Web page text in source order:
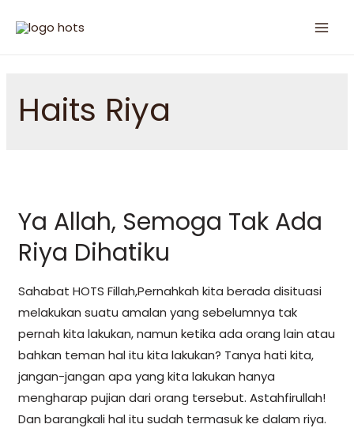
Haits Riya
Ya Allah, Semoga Tak Ada
Riya Dihatiku
Sahabat HOTS Fillah,Pernahkah kita berada disituasi
melakukan suatu amalan yang sebelumnya tak
pernah kita lakukan, namun ketika ada orang lain atau
bahkan teman hal itu kita lakukan? Tanya hati kita,
jangan-jangan apa yang kita lakukan hanya
mengharap pujian dari orang tersebut. Astahfirullah!
Dan barangkali hal itu sudah termasuk ke dalam riya.